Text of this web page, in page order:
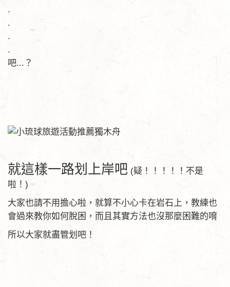
.
.
.
.
吧...？
就這樣一路划上岸吧 (疑！！！！！不是
啦！)
大家也請不用擔心啦，就算不小心卡在岩石上，教練也
會過來教你如何脫困，而且其實方法也沒那麼困難的唷
所以大家就盡管划吧！